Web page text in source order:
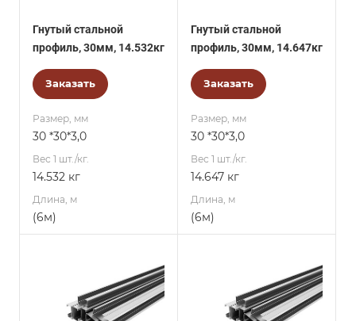
Гнутый стальной
профиль, 30мм, 14.532кг
Заказать
Размер, мм
30 *30*3,0
Вес 1 шт./кг.
14.532 кг
Длина, м
(6м)
Гнутый стальной
профиль, 30мм, 14.647кг
Заказать
Размер, мм
30 *30*3,0
Вес 1 шт./кг.
14.647 кг
Длина, м
(6м)